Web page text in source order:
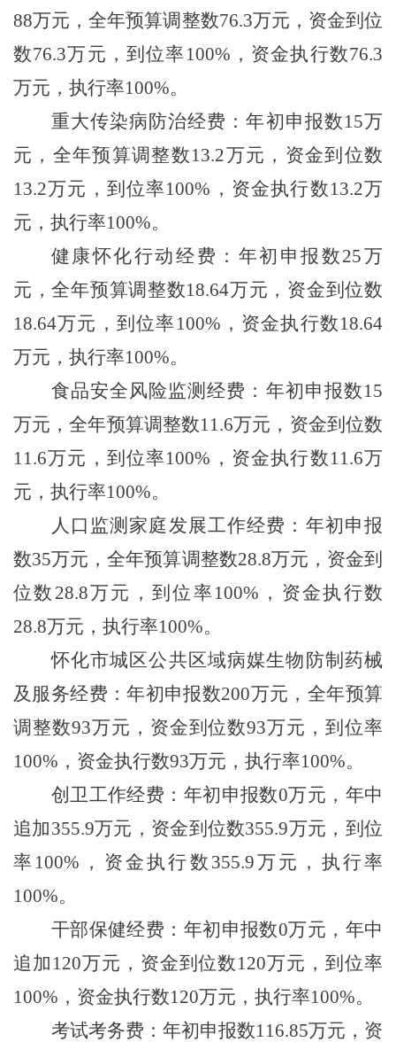
88万元，全年预算调整数76.3万元，资金到位
数76.3万元，到位率 100% ，资金执行数76.3
万元，执行率100%。
重大传染病防治经费：年初申报数15万
元，全年预算调整数13.2万元，资金到位数
13.2万元，到位率100% ，资金执行数13.2万
元，执行率100%。
健康怀化行动经费：年初申报数25万
元，全年预算调整数18.64万元，资金到位数
18.64万元，到位率 100% ，资金执行数18.64
万元，执行率100%。
食品安全风险监测经费：年初申报数15
万元，全年预算调整数11.6万元，资金到位数
11.6万元，到位率100% ，资金执行数11.6万
元，执行率100%。
人口监测家庭发展工作经费：年初申报
数35万元，全年预算调整数28.8万元，资金到
位数 28.8万元，到位率 100% ，资金执行数
28.8万元，执行率100%。
怀化市城区公共区域病媒生物防制药械
及服务经费：年初申报数200万元，全年预算
调整数93万元，资金到位数93万元，到位率
100% ，资金执行数93万元，执行率100%。
创卫工作经费：年初申报数0万元，年中
追加355.9万元，资金到位数355.9万元，到位
率 100% ，资金执行数 355.9万元，执行率
100%。
干部保健经费：年初申报数0万元，年中
追加 120万元，资金到位数120万元，到位率
100% ，资金执行数120万元，执行率100%。
考试考务费：年初申报数116.85万元，资